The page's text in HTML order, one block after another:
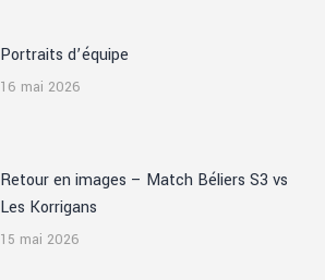
Portraits d’équipe
16 mai 2026
Retour en images – Match Béliers S3 vs
Les Korrigans
15 mai 2026